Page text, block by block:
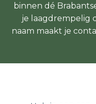
binnen dé
je laagdrempelig
naam maakt je